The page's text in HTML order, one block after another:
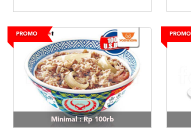
Minimal : Rp 100rb